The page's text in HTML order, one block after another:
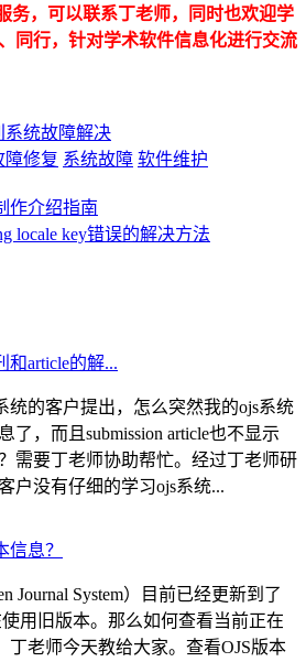
务，可以联系丁老师，同时也欢迎学
同行，针对学术软件信息化进行交流
系统故障解决
障修复 系统故障 软件维护
作介绍指南
locale key错误的解决方法
和article的解...
统的客户提出，怎么突然我的ojs系统
了，而且submission article也不显示
需要丁老师协助帮忙。经过丁老师研
户没有仔细的学习ojs系统...
信息？
Journal System）目前已经更新到了
用旧版本。那么如何查看当前正在
丁老师今天教给大家。查看OJS版本